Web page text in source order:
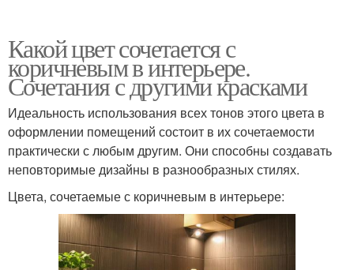
Какой цвет сочетается с
коричневым в интерьере.
Сочетания с другими красками
Идеальность использования всех тонов этого цвета в
оформлении помещений состоит в их сочетаемости
практически с любым другим. Они способны создавать
неповторимые дизайны в разнообразных стилях.
Цвета, сочетаемые с коричневым в интерьере: